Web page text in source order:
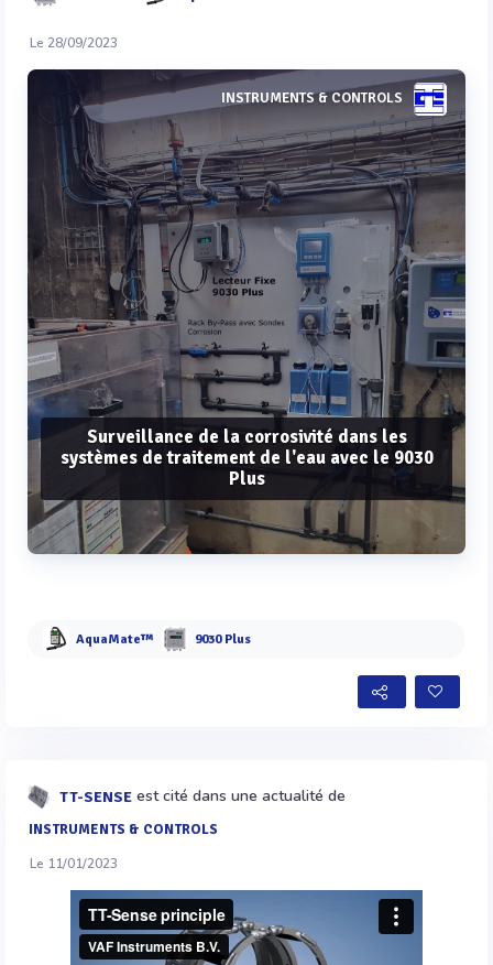
Le 28/09/2023
INSTRUMENTS & CONTROLS
Surveillance de la corrosivité dans les
systèmes de traitement de l'eau avec le 9030
Plus
Voir plus
AquaMate™ 9030 Plus
TT-SENSE est cité dans une actualité de
INSTRUMENTS & CONTROLS
Le 11/01/2023